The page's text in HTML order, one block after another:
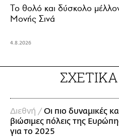
Το θολό και δύσκολο
Μονής Σινά
4.8.2026
Διεθνή / Οι πιο δυναμικές
βιώσιμες πόλεις της
για το 2025